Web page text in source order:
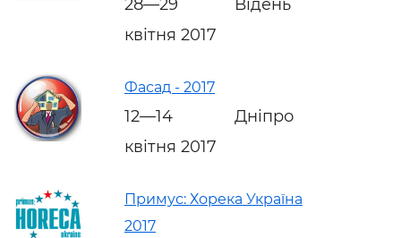
28—29
квітня 2017
Відень
Фасад - 2017
12—14
квітня 2017
Дніпро
Примус: Хорека Україна
2017